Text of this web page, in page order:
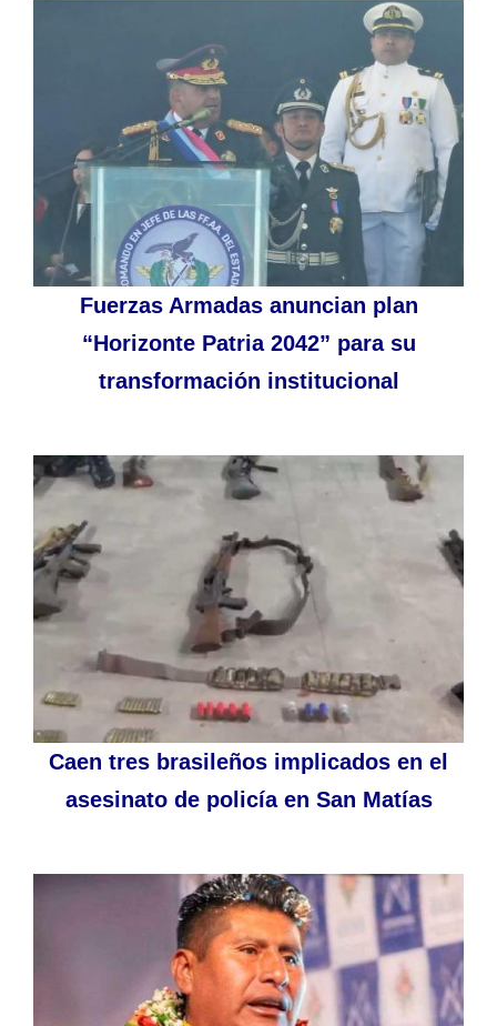
Fuerzas Armadas anuncian plan
“Horizonte Patria 2042” para su
transformación institucional
Caen tres brasileños implicados en el
asesinato de policía en San Matías